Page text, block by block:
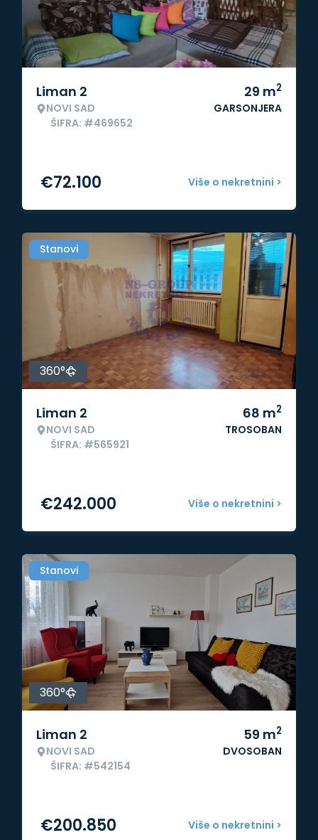
Liman 2
NOVI SAD
ŠIFRA: #469652
29 m2
GARSONJERA
Više o nekretnini >
€72.100
Stanovi
360°
Liman 2
NOVI SAD
ŠIFRA: #565921
68 m2
TROSOBAN
Više o nekretnini >
€242.000
Stanovi
360°
Liman 2
NOVI SAD
ŠIFRA: #542154
59 m2
DVOSOBAN
Više o nekretnini >
€200.850